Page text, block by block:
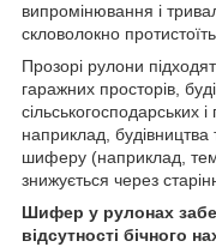
випромінювання і
скловолокно
Прозорі рулони
гаражних просторів,
сільськогосподарських
наприклад, будівництва
шиферу (наприклад,
знижується через
Шифер у рулонах
відсутності бічного